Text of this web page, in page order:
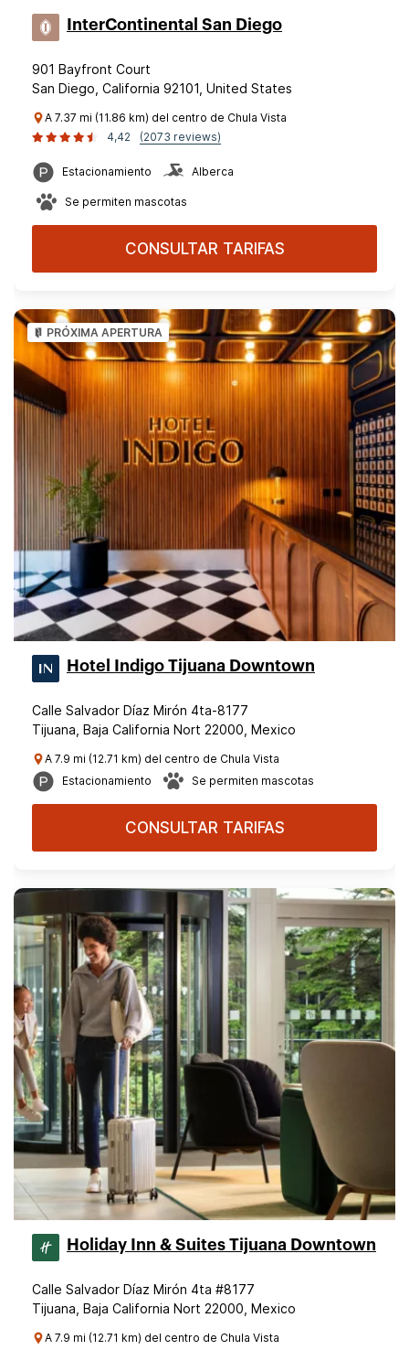
InterContinental San Diego
901 Bayfront Court
San Diego, California 92101, United States
A 7.37 mi (11.86 km) del centro de Chula Vista
4,42
(2073 reviews)
Estacionamiento Alberca
Se permiten mascotas
CONSULTAR TARIFAS
PRÓXIMA APERTURA
Hotel Indigo Tijuana Downtown
Calle Salvador Díaz Mirón 4ta-8177
Tijuana, Baja California Nort 22000, Mexico
A 7.9 mi (12.71 km) del centro de Chula Vista
Estacionamiento
Se permiten mascotas
CONSULTAR TARIFAS
Holiday Inn & Suites Tijuana Downtown
Calle Salvador Díaz Mirón 4ta #8177
Tijuana, Baja California Nort 22000, Mexico
A 7.9 mi (12.71 km) del centro de Chula Vista